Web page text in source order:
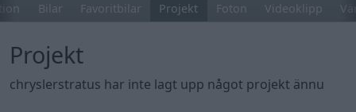
Bilar Favoritbilar Projekt Foton Videoklipp
Projekt
chryslerstratus har inte lagt upp något projekt ännu